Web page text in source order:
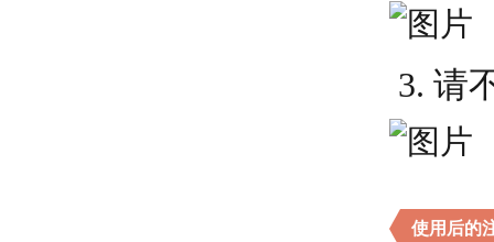
3. 请
使用后的